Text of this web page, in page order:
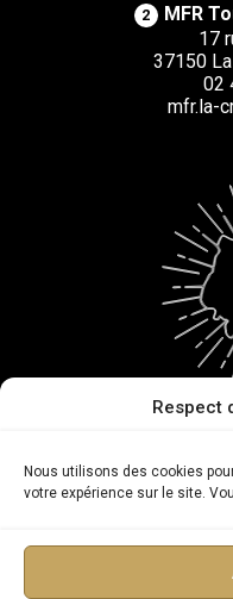
Respect
Nous utilisons des cookies
votre expérience sur le site.
2
MFR
17
37150
02
mfr.la-